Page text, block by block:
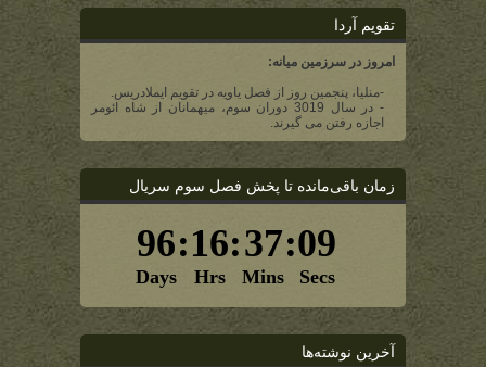
تقویم آردا
امروز در سرزمین میانه:
-منلیا، پنجمین روز از فصل یاویه در تقویم ایملادریس.
- در سال 3019 دوران سوم، میهمانان از شاه ائومر
اجازه رفتن می گیرند.
زمان باقی‌مانده تا پخش فصل سوم سریال
آخرین نوشته‌ها